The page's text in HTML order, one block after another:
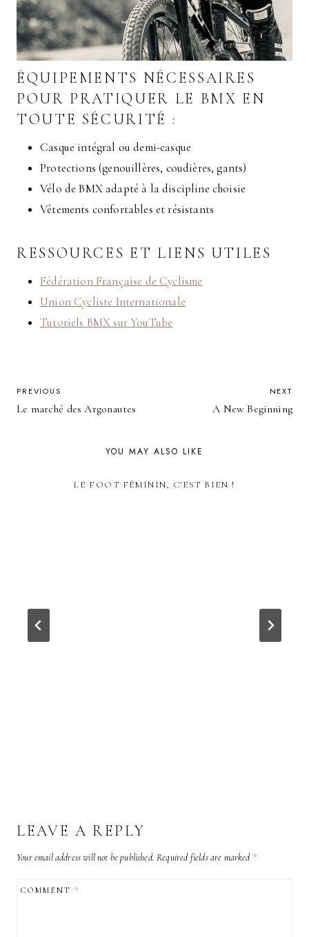
ÉQUIPEMENTS NÉCESSAIRES
POUR PRATIQUER LE BMX EN
TOUTE SÉCURITÉ :
Casque intégral ou demi-casque
Protections (genouillères, coudières, gants)
Vélo de BMX adapté à la discipline choisie
Vêtements confortables et résistants
RESSOURCES ET LIENS UTILES
Fédération Française de Cyclisme
Union Cycliste Internationale
Tutoriels BMX sur YouTube
POST
NAVIGATION
PREVIOUS
Le marché des Argonautes
NEXT
A New Beginning
YOU MAY ALSO LIKE
LE FOOT FÉMININ, C’EST BIEN !
LEAVE A REPLY
Your email address will not be published. Required fields are marked *
COMMENT*